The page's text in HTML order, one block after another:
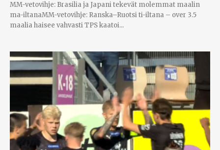
MM-vetovihje: Brasilia ja Japani tekevät molemmat maalin
ma-iltanaMM-vetovihje: Ranska–Ruotsi ti-iltana – over 3.5
maalia haisee vahvasti TPS kaatoi...